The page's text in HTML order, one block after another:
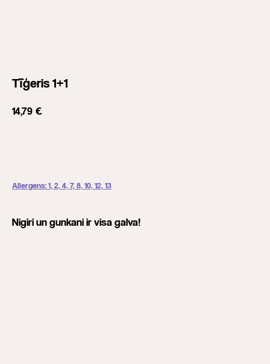
Tīģeris 1+1
14,79 €
Allergens: 1, 2, 4, 7, 8, 10, 12, 13
Nigiri un gunkani ir visa galva!